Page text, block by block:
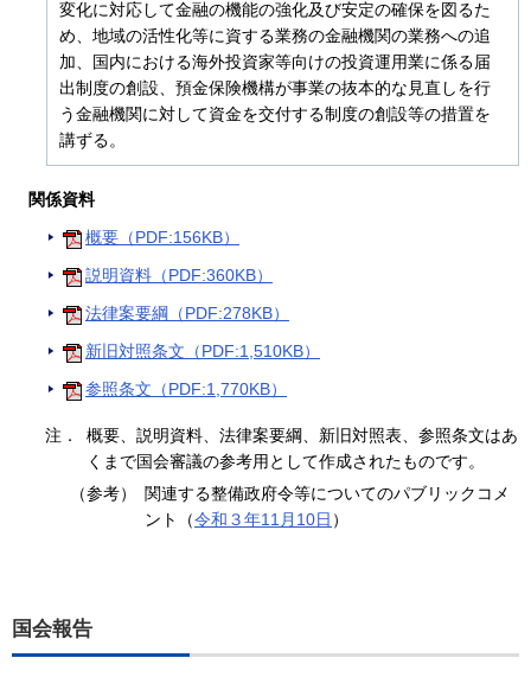
変化に対応して金融の機能の強化及び安定の確保を図るた
め、地域の活性化等に資する業務の金融機関の業務への追
加、国内における海外投資家等向けの投資運用業に係る届
出制度の創設、預金保険機構が事業の抜本的な見直しを行
う金融機関に対して資金を交付する制度の創設等の措置を
講ずる。
関係資料
概要（PDF:156KB）
説明資料（PDF:360KB）
法律案要綱（PDF:278KB）
新旧対照条文（PDF:1,510KB）
参照条文（PDF:1,770KB）
注．
概要、説明資料、法律案要綱、新旧対照表、参照条文はあ
くまで国会審議の参考用として作成されたものです。
（参考）
関連する整備政府令等についてのパブリックコメ
ント（令和３年11月10日 ）
国会報告